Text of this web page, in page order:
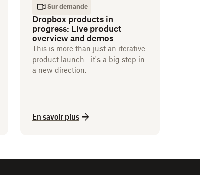
Sur demande
Dropbox products in
progress: Live product
overview and demos
This is more than just an iterative
product launch—it's a big step in
a new direction.
En savoir plus